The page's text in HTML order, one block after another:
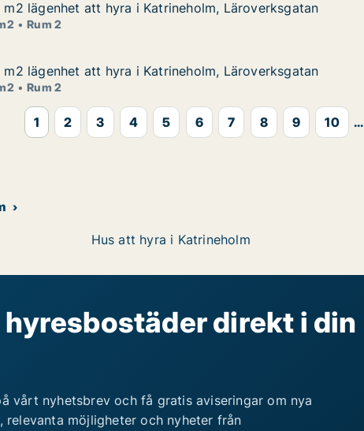
Läroverksgatan
att hyra i Katrineholm, Läroverksgatan
m2 lägenhet att hyra i Katrineholm, Läroverksgatan
m2 lägenhet att hyra i Katrineholm, Läroverksgatan
Rum 2
Läroverksgatan
att hyra i Katrineholm, Läroverksgatan
m2 lägenhet att hyra i Katrineholm, Läroverksgatan
m2 lägenhet att hyra i Katrineholm, Läroverksgatan
Rum 2
1 2 3 4 5 6 7 8 9 10 ...
Hus att hyra i Katrineholm
hyresbostäder direkt i din
vårt nyhetsbrev och få gratis aviseringar om nya
relevanta möjligheter och nyheter från